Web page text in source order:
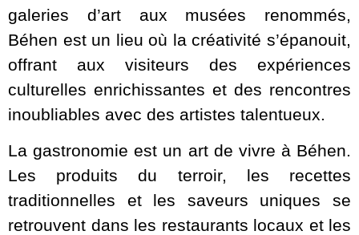
galeries d’art aux musées renommés,
Béhen est un lieu où la créativité s’épanouit,
offrant aux visiteurs des expériences
culturelles enrichissantes et des rencontres
inoubliables avec des artistes talentueux.
La gastronomie est un art de vivre à Béhen.
Les produits du terroir, les recettes
traditionnelles et les saveurs uniques se
retrouvent dans les restaurants locaux et les